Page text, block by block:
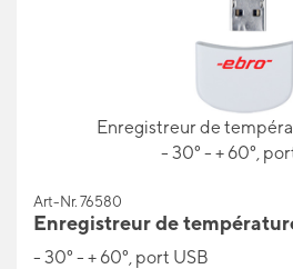
Enregistreur de
- 30° - + 60°,
Art-Nr. 76580
Enregistreur de
- 30° - + 60°, port USB